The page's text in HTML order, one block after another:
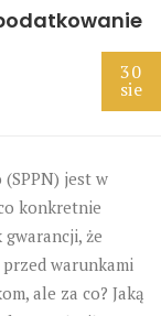
30
sie
jest w
konkretnie
gwarancji, że
warunkami
ale za co? Jaką